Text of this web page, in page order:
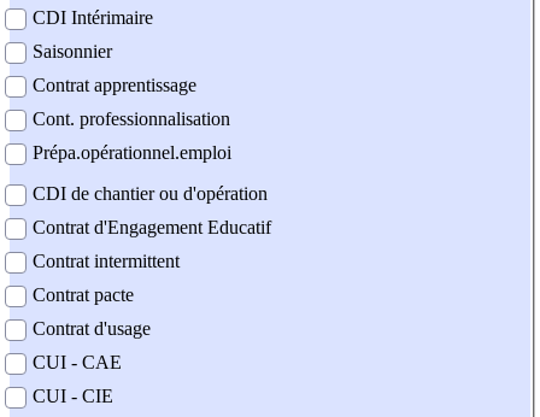
CDI Intérimaire
Saisonnier
Contrat apprentissage
Cont. professionnalisation
Prépa.opérationnel.emploi
CDI de chantier ou d'opération
Contrat d'Engagement Educatif
Contrat intermittent
Contrat pacte
Contrat d'usage
CUI - CAE
CUI - CIE